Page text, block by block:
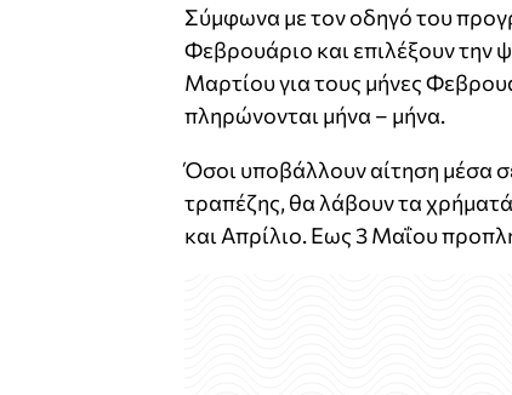
Σύμφωνα με τον οδηγό του
Φεβρουάριο και επιλέξουν την
Μαρτίου για τους μήνες
πληρώνονται μήνα – μήνα.
Όσοι υποβάλλουν αίτηση μέσα
τραπέζης, θα λάβουν τα
και Απρίλιο. Εως 3 Μαΐου